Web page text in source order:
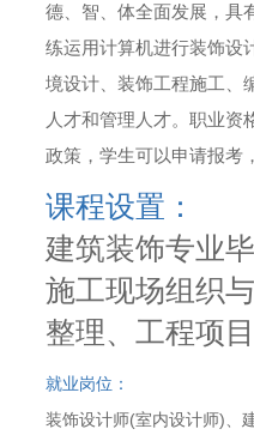
德、智、体全面发展，具
练运用计算机进行装饰设
境设计、装饰工程施工、
人才和管理人才。职业资
政策，学生可以申请报考
课程设置：
建筑装饰专业
施工现场组织
整理、工程项
就业岗位：
装饰设计师(室内设计师)、